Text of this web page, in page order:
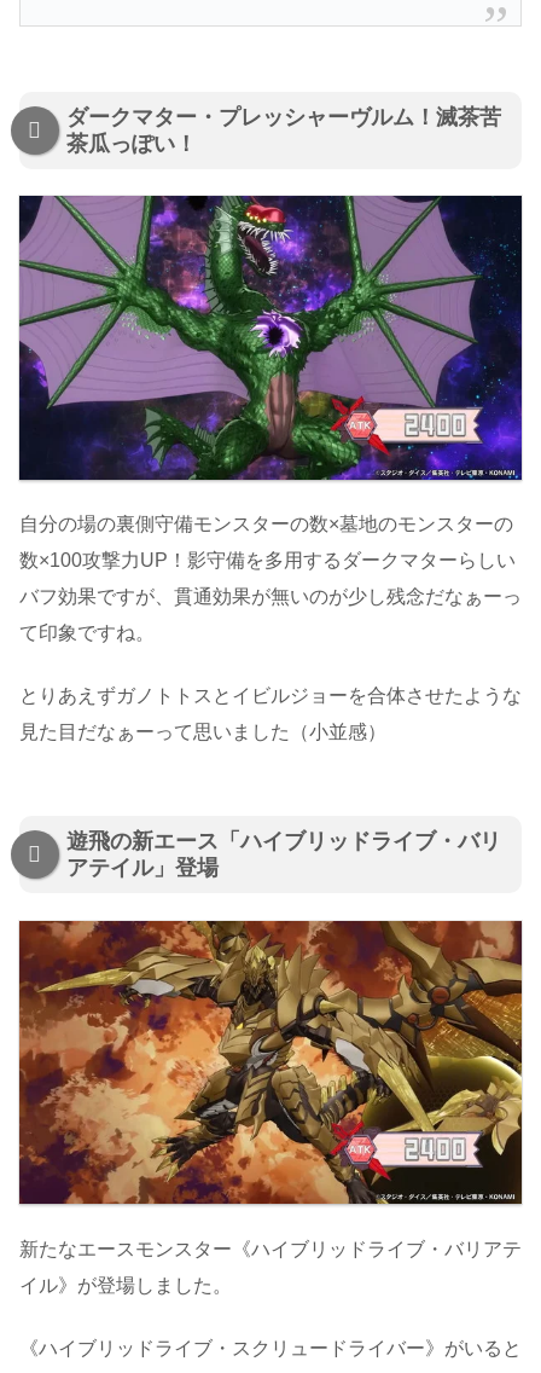
ダークマター・プレッシャーヴルム！滅茶苦
茶瓜っぽい！
自分の場の裏側守備モンスターの数×墓地のモンスターの
数×100攻撃力UP！影守備を多用するダークマターらしい
バフ効果ですが、貫通効果が無いのが少し残念だなぁーっ
て印象ですね。
とりあえずガノトトスとイビルジョーを合体させたような
見た目だなぁーって思いました（小並感）
遊飛の新エース「ハイブリッドライブ・バリ
アテイル」登場
新たなエースモンスター《ハイブリッドライブ・バリアテ
イル》が登場しました。
《ハイブリッドライブ・スクリュードライバー》がいると